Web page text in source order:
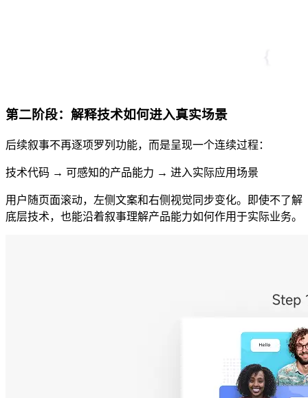
第二阶段：解释技术如何进入真实场景
后续叙事不再逐项罗列功能，而是呈现一个连续过程：
技术代码 → 可感知的产品能力 → 进入实际应用场景
用户随页面滚动，左侧文案和右侧视觉同步变化。即使不了解
底层技术，也能沿着叙事理解产品能力如何作用于实际业务。